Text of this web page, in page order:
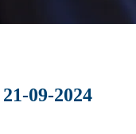
09-2024